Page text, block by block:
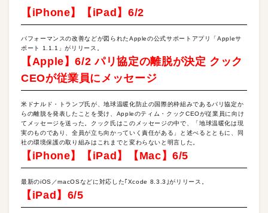
【iPhone】【iPad】6/2
パフォーマンスの改善などが図られたAppleの公式サポートアプリ「Appleサ
ポート 1.1.1」がリリース。
【Apple】6/2 パリ協定の離脱が決定 クック
CEOが従業員にメッセージ
米ドナルド・トランプ氏が、地球温暖化防止の国際的枠組みであるパリ協定か
らの離脱を発表したことを受け、Appleのティム・クックCEOが従業員に向け
てメッセージを送った。クック氏はこのメッセージの中で、「地球温暖化は現
実のものであり、全員が立ち向かっていく責任がある」と述べるとともに、同
社の環境保護の取り組みはこれまでと変わらないと明言した。
【iPhone】【iPad】【Mac】6/5
最新のiOS／macOSなどに対応した｢Xcode 8.3.3｣がリリース。
【iPad】6/5